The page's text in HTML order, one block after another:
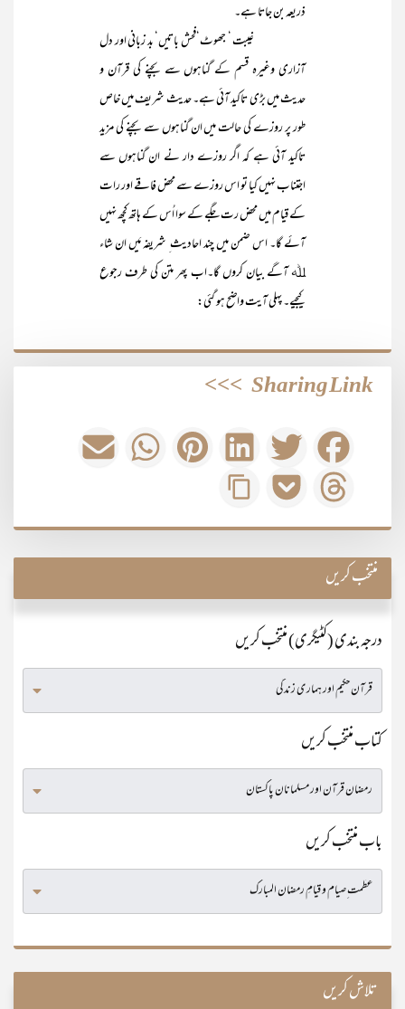
ذریعہ بن جاتا ہے۔
غیبت ‘ جھوٹ‘فحش باتیں‘ بد زبانی اور دل
آزاری وغیرہ قسم کے گناہوں سے بچنے کی قرآن و
حدیث میں بڑی تاکید آئی ہے۔ حدیث شریف میں خاص
طور پر روزے کی حالت میں ان گناہوں سے بچنے کی مزید
تاکید آئی ہے کہ اگر روزے دار نے ان گناہوں سے
اجتناب نہیں کیا تو اس روزے سے محض فاقے اور رات
کے قیام میں محض رت جگے کے سوا اُس کے ہاتھ کچھ نہیں
آئے گا۔ اس ضمن میں چند احادیث ِ شریفہ مَیں ان شاء
ﷲ آگے بیان کروں گا۔اب پھر متن کی طرف رجوع
کیجیے۔ پہلی آیت واضح ہو گئی:
Sharing Link
>>>
منتخب کریں
درجہ بندی (کٹیگری) منتخب کریں
کتاب منتخب کریں
باب منتخب کریں
تلاش کریں